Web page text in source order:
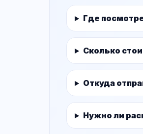
Где
Сколько
Откуда
Нужно ли